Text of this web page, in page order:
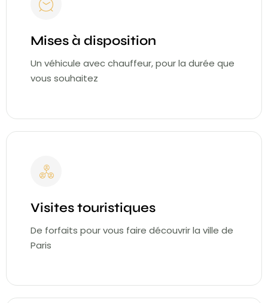
Mises à disposition
Un véhicule avec chauffeur, pour la durée que
vous souhaitez
Visites touristiques
De forfaits pour vous faire découvrir la ville de
Paris